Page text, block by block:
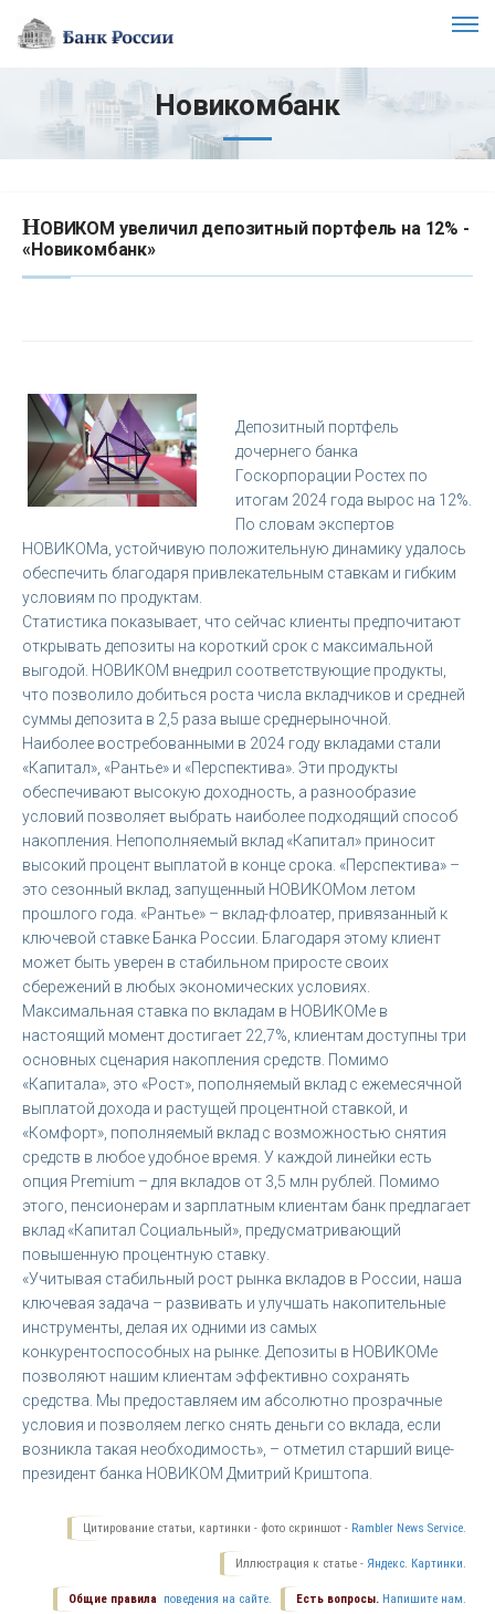
Новикомбанк
НОВИКОМ увеличил депозитный портфель на 12% -
«Новикомбанк»
Депозитный портфель
дочернего банка
Госкорпорации Ростех по
итогам 2024 года вырос на 12%.
По словам экспертов
НОВИКОМа, устойчивую положительную динамику удалось
обеспечить благодаря привлекательным ставкам и гибким
условиям по продуктам.
Статистика показывает, что сейчас клиенты предпочитают
открывать депозиты на короткий срок с максимальной
выгодой. НОВИКОМ внедрил соответствующие продукты,
что позволило добиться роста числа вкладчиков и средней
суммы депозита в 2,5 раза выше среднерыночной.
Наиболее востребованными в 2024 году вкладами стали
«Капитал», «Рантье» и «Перспектива». Эти продукты
обеспечивают высокую доходность, а разнообразие
условий позволяет выбрать наиболее подходящий способ
накопления. Непополняемый вклад «Капитал» приносит
высокий процент выплатой в конце срока. «Перспектива» –
это сезонный вклад, запущенный НОВИКОМом летом
прошлого года. «Рантье» – вклад-флоатер, привязанный к
ключевой ставке Банка России. Благодаря этому клиент
может быть уверен в стабильном приросте своих
сбережений в любых экономических условиях.
Максимальная ставка по вкладам в НОВИКОМе в
настоящий момент достигает 22,7%, клиентам доступны три
основных сценария накопления средств. Помимо
«Капитала», это «Рост», пополняемый вклад с ежемесячной
выплатой дохода и растущей процентной ставкой, и
«Комфорт», пополняемый вклад с возможностью снятия
средств в любое удобное время. У каждой линейки есть
опция Premium – для вкладов от 3,5 млн рублей. Помимо
этого, пенсионерам и зарплатным клиентам банк предлагает
вклад «Капитал Социальный», предусматривающий
повышенную процентную ставку.
«Учитывая стабильный рост рынка вкладов в России, наша
ключевая задача – развивать и улучшать накопительные
инструменты, делая их одними из самых
конкурентоспособных на рынке. Депозиты в НОВИКОМе
позволяют нашим клиентам эффективно сохранять
средства. Мы предоставляем им абсолютно прозрачные
условия и позволяем легко снять деньги со вклада, если
возникла такая необходимость», – отметил старший вице-
президент банка НОВИКОМ Дмитрий Криштопа.
Цитирование статьи, картинки - фото скриншот - Rambler News Service.
Иллюстрация к статье - Яндекс. Картинки.
Есть вопросы. Напишите нам.
Общие правила поведения на сайте.